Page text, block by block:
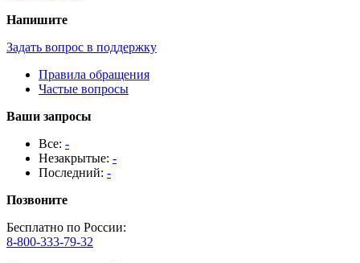
Напишите
Задать вопрос в поддержку
Правила обращения
Частые вопросы
Ваши запросы
Все: -
Незакрытые: -
Последний: -
Позвоните
Бесплатно по России:
8-800-333-79-32